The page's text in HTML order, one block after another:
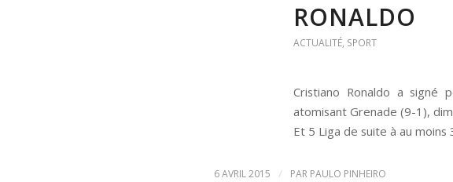
RONALDO
ACTUALITÉ, SPORT
Cristiano Ronaldo a signé
atomisant Grenade (9-1),
Et 5 Liga de suite à au moins
6 AVRIL 2015 / PAR PAULO PINHEIRO